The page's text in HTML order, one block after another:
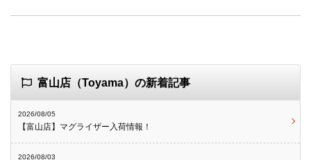
富山店（Toyama）の新着記事
2026/08/05
【富山店】マグライザー入荷情報！
2026/08/03